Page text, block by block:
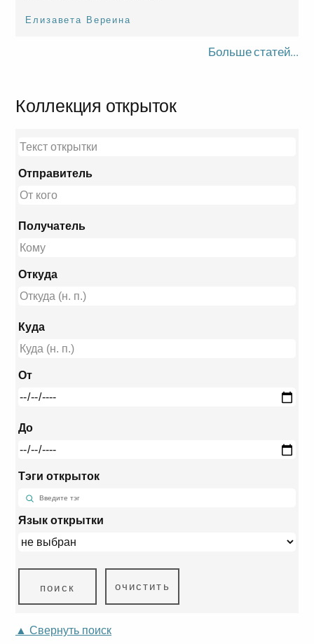
Елизавета Вереина
Больше статей...
Коллекция открыток
Отправитель
Получатель
Откуда
Куда
От
До
Тэги открыток
Язык открытки
очистить
▲ Свернуть поиск